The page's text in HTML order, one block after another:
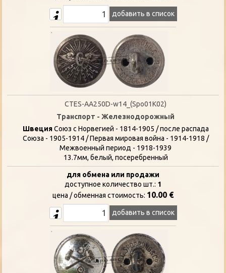
добавить в список
CTES-AA250D-w14_(Spo01K02)
Транспорт - Железнодорожный
ШвецияСоюз с Норвегией - 1814-1905 / после распада
Союза - 1905-1914 / Первая мировая война - 1914-1918 /
Межвоенный период - 1918-1939
13.7мм, белый, посеребренный
для обмена или продажи
доступное количество шт.: 1
цена / oбменная стоимость: 10.00 €
добавить в список